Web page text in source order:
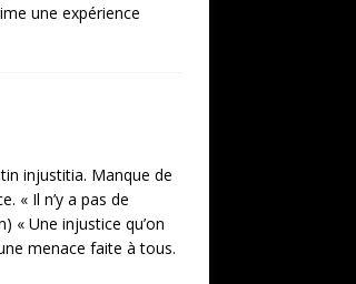
une expérience
injustitia. Manque de
« Il n’y a pas de
« Une injustice qu’on
menace faite à tous.